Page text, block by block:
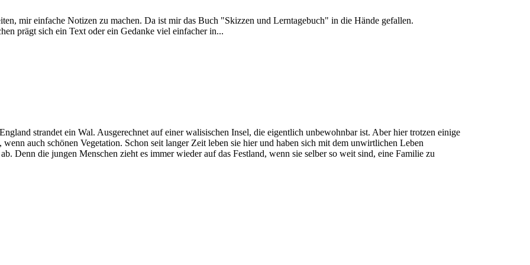
mir einfache Notizen zu machen. Da ist mir das Buch "Skizzen und Lerntagebuch" in die Hände gefallen.
prägt sich ein Text oder ein Gedanke viel einfacher in...
strandet ein Wal. Ausgerechnet auf einer walisischen Insel, die eigentlich unbewohnbar ist. Aber hier trotzen einige
auch schönen Vegetation. Schon seit langer Zeit leben sie hier und haben sich mit dem unwirtlichen Leben
Denn die jungen Menschen zieht es immer wieder auf das Festland, wenn sie selber so weit sind, eine Familie zu